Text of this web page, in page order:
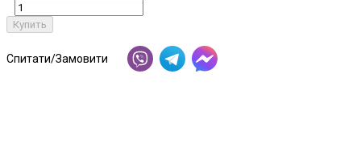
Купить
Спитати/Замовити